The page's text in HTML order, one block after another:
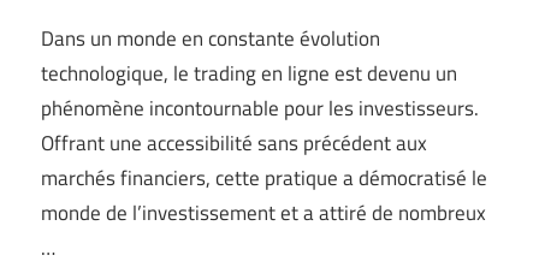
Dans un monde en constante évolution
technologique, le trading en ligne est devenu un
phénomène incontournable pour les investisseurs.
Offrant une accessibilité sans précédent aux
marchés financiers, cette pratique a démocratisé le
monde de l’investissement et a attiré de nombreux
…